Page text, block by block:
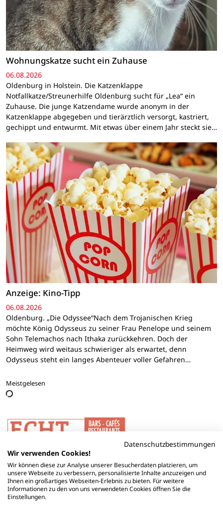
Wohnungskatze sucht ein Zuhause
06.08.2026
Oldenburg in Holstein. Die Katzenklappe
Notfallkatze/Streunerhilfe Oldenburg sucht für „Lea“ ein
Zuhause. Die junge Katzendame wurde anonym in der
Katzenklappe abgegeben und tierärztlich versorgt, kastriert,
gechippt und entwurmt. Mit etwas über einem Jahr steckt sie…
Anzeige: Kino-Tipp
06.08.2026
Oldenburg. „Die Odyssee“Nach dem Trojanischen Krieg
möchte König Odysseus zu seiner Frau Penelope und seinem
Sohn Telemachos nach Ithaka zurückkehren. Doch der
Heimweg wird weitaus schwieriger als erwartet, denn
Odysseus steht ein langes Abenteuer voller Gefahren…
Meistgelesen
Datenschutzbestimmungen
Wir verwenden Cookies!
Wir können diese zur Analyse unserer Besucherdaten platzieren, um
unsere Webseite zu verbessern, personalisierte Inhalte anzuzeigen und
Ihnen ein großartiges Webseiten-Erlebnis zu bieten. Für weitere
Informationen zu den von uns verwendeten Cookies öffnen Sie die
Einstellungen.